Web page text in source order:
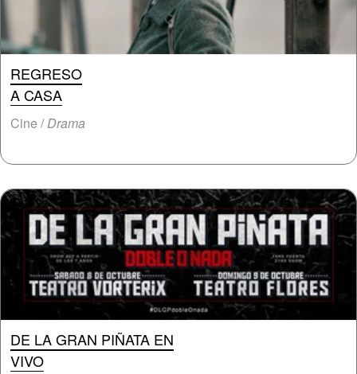
REGRESO
A CASA
Cine /Drama
DE LA GRAN PIÑATA EN
VIVO